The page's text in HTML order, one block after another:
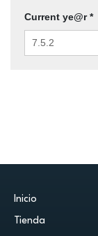
Current ye@r*
Inicio
Tienda